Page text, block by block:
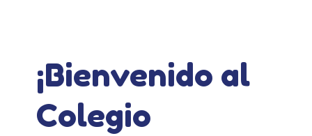
¡Bienvenido al
Colegio